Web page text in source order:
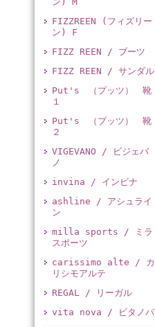
FIZZREEN (フィズリー
ン) F
FIZZ REEN / ブーツ
FIZZ REEN / サンダル
Put's （プッツ） 靴
１
Put's （プッツ） 靴
２
VIGEVANO / ビジェバ
ノ
invina / インビナ
ashline / アシュライ
ン
milla sports / ミラ
スポーツ
carissimo alte / カ
リシモアルテ
REGAL / リーガル
vita nova / ビタノバ